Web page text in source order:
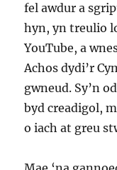
fel awdur a
hyn, yn treulio
YouTube, a
Achos dydi’r
gwneud. Sy’n
byd creadigol,
o iach at greu